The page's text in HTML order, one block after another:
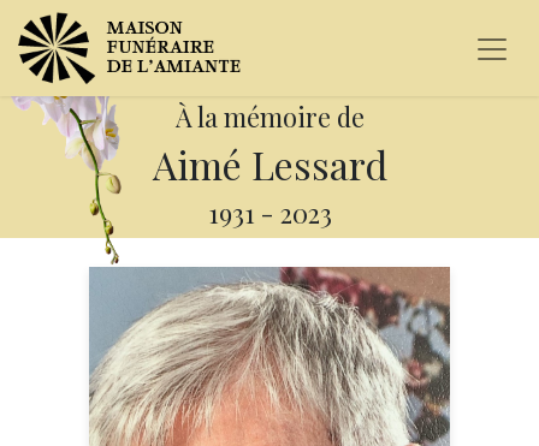
À la mémoire de
Aimé Lessard
1931 - 2023